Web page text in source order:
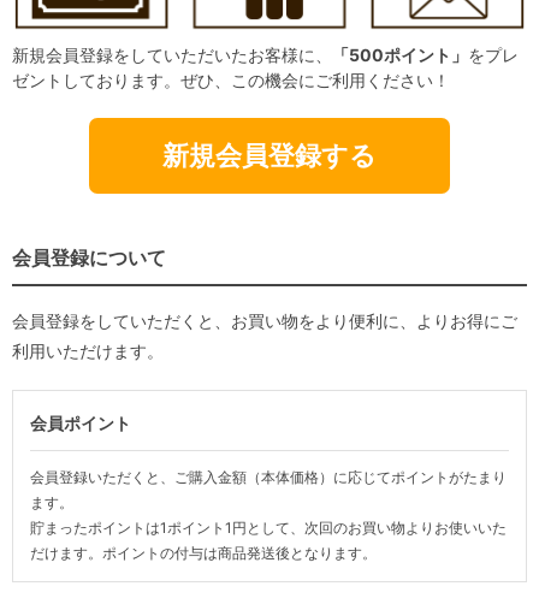
新規会員登録をしていただいたお客様に、 「500ポイント」 をプレ
ゼントしております。ぜひ、この機会にご利用ください！
新規会員登録する
会員登録について
会員登録をしていただくと、お買い物をより便利に、よりお得にご
利用いただけます。
会員ポイント
会員登録いただくと、ご購入金額（本体価格）に応じてポイントがたまり
ます。
貯まったポイントは1ポイント1円として、次回のお買い物よりお使いいた
だけます。ポイントの付与は商品発送後となります。